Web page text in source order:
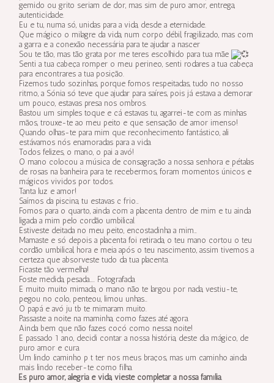
gemido ou grito seriam de dor, mas sim de puro amor, entrega,
autenticidade.
Eu e tu, numa só, unidas para a vida, desde a eternidade.
Que mágico o milagre da vida, num corpo débil, fragilizado, mas com
a garra e a conexão necessária para te ajudar a nascer
Sou te tão, mas tão grata por me teres escolhido para tua mãe
Senti a tua cabeça romper o meu perineo, senti rodares a tua cabeça
para encontrares a tua posição.
Fizemos tudo sozinhas, porque fomos respeitadas, tudo no nosso
ritmo, a Sónia só teve que ajudar para saíres, pois já estava a demorar
um pouco, estavas presa nos ombros.
Bastou um simples toque e cá estavas tu, agarrei-te com as minhas
mãos, trouxe-te ao meu peito e que sensação de amor imenso!
Quando olhas-te para mim que reconhecimento fantástico, ali
estávamos nós enamoradas para a vida.
Todos felizes, o mano, o pai a avó!
O mano colocou a música de consagração a nossa senhora e pétalas
de rosas na banheira para te recebermos, foram momentos únicos e
mágicos vividos por todos.
Tanta luz e amor!
Saímos da piscina, tu estavas c frio…
Fomos para o quarto, ainda com a placenta dentro de mim e tu ainda
ligada a mim pelo cordão umbilical.
Estiveste deitada no meu peito, encostadinha a mim…
Mamaste e só depois a placenta foi retirada, o teu mano cortou o teu
cordão umbilical, hora e meia após o teu nascimento, assim tivemos a
certeza que absorveste tudo da tua placenta.
Ficaste tão vermelha!
Foste medida, pesada….. Fotografada.
E muito muito mimada, o mano não te largou por nada, vestiu-te,
pegou no colo, penteou, limou unhas…
O papá e avó ju tb te mimaram muito.
Passaste a noite na maminha, como fazes até agora.
Ainda bem que não fazes cocó como nessa noite!
E passado 1 ano, decidi contar a nossa história, deste dia mágico, de
puro amor e cura.
Um lindo caminho p t ter nos meus braços, mas um caminho ainda
mais lindo receber-te como filha.
És puro amor, alegria e vida, vieste completar a nossa família.